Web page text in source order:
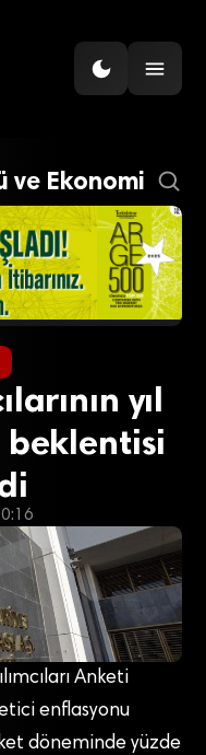
ve Ekonomi
yıl
beklentisi
Anketi
enflasyonu
döneminde yüzde